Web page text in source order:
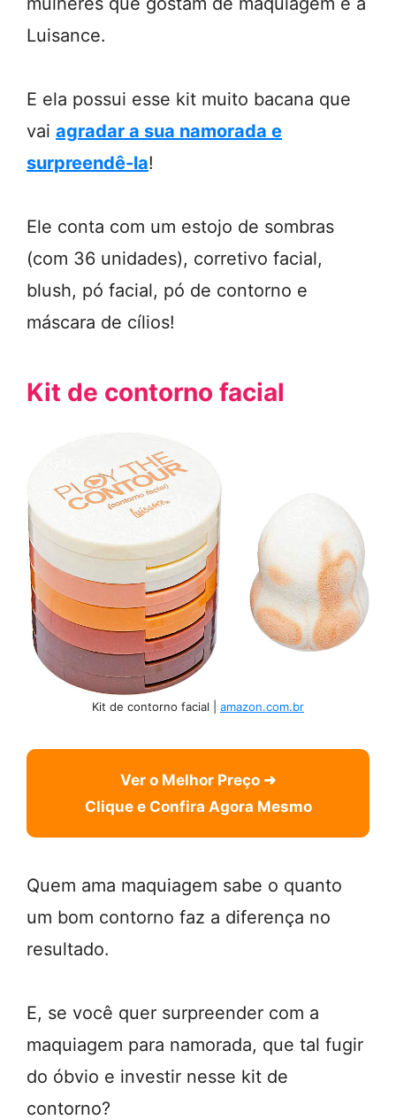
Luisance.
E ela possui esse kit muito bacana que
vai agradar a sua namorada e
surpreendê-la!
Ele conta com um estojo de sombras
(com 36 unidades), corretivo facial,
blush, pó facial, pó de contorno e
máscara de cílios!
Kit de contorno facial
Kit de contorno facial | amazon.com.br
Ver o Melhor Preço ➜
Clique e Confira Agora Mesmo
Quem ama maquiagem sabe o quanto
um bom contorno faz a diferença no
resultado.
E, se você quer surpreender com a
maquiagem para namorada, que tal fugir
do óbvio e investir nesse kit de
contorno?